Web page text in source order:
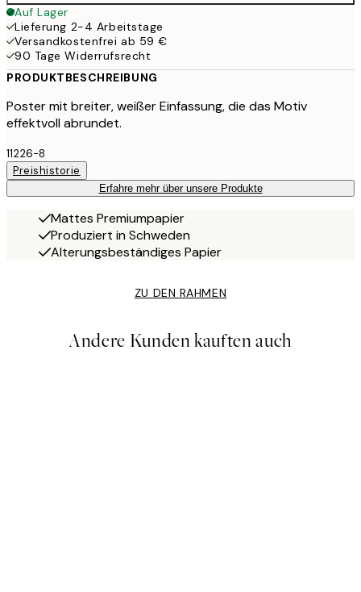
Auf Lager
Lieferung 2-4 Arbeitstage
Versandkostenfrei ab 59 €
90 Tage Widerrufsrecht
PRODUKTBESCHREIBUNG
Poster mit breiter, weißer Einfassung, die das Motiv
effektvoll abrundet.
11226-8
Preishistorie
Erfahre mehr über unsere Produkte
Mattes Premiumpapier
Produziert in Schweden
Alterungsbeständiges Papier
ZU DEN RAHMEN
Andere Kunden kauften auch